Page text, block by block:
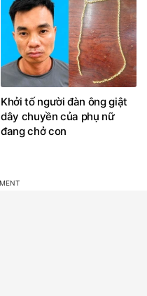
Khởi tố người đàn ông giật
dây chuyền của phụ nữ
đang chở con